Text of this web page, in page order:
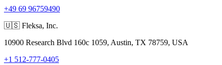
+49 69 96759490
🇺🇸 Fleksa, Inc.
10900 Research Blvd 160c 1059, Austin, TX 78759, USA
+1 512-777-0405